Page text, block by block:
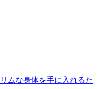
ムな身体を手に入れるた